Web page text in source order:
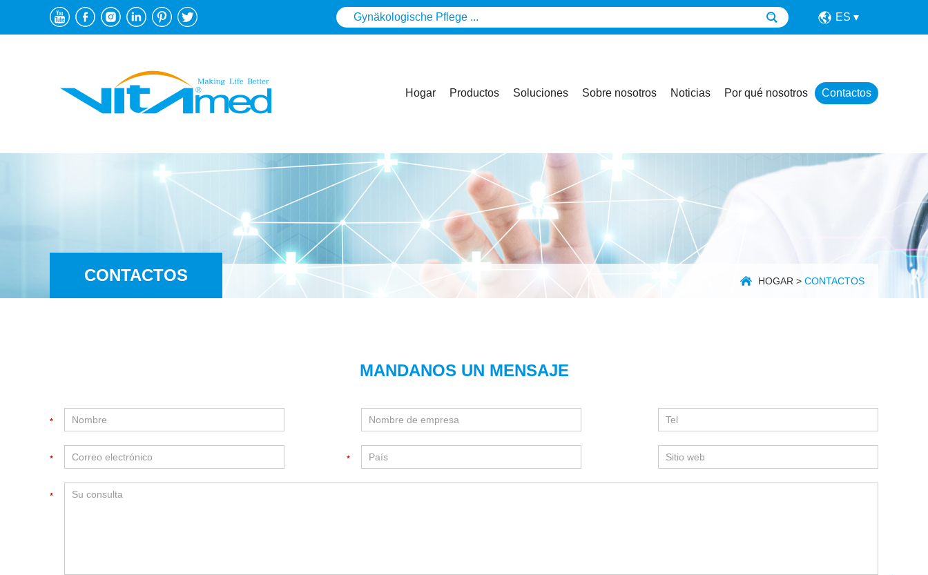
ES
Hogar Productos Soluciones Sobre nosotros Noticias Por qué nosotros Contactos
CONTACTOS HOGAR > CONTACTOS
MANDANOS UN MENSAJE